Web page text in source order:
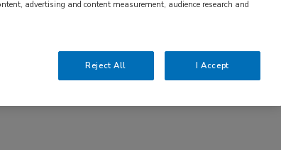
advertising and content measurement, audience research and
Reject All I Accept